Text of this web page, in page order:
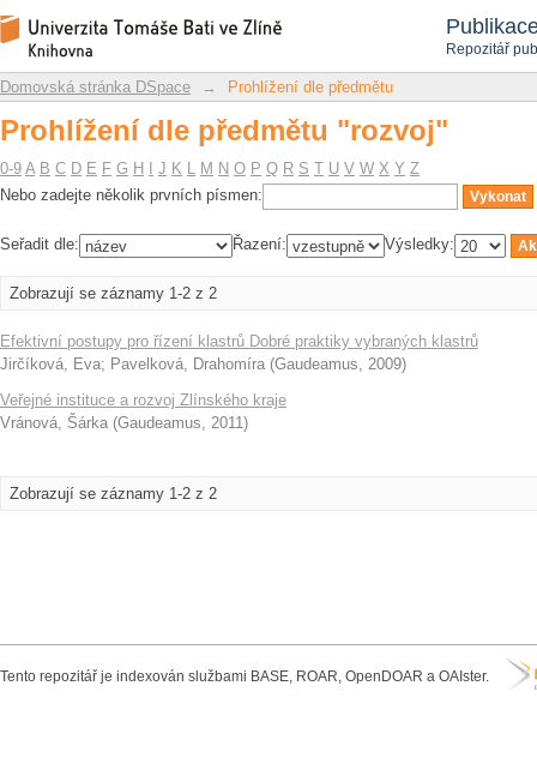
Repozitář
Prohlížení dle předmětu "rozvoj"
Repozitář DSpace/Manakin
Domovská stránka DSpace → Prohlížení dle předmětu
Prohlížení dle předmětu "rozvoj"
0-9 A B C D E F G H J K L M N O P Q R S T U V W X Y Z
Nebo zadejte několik prvních písmen:
Seřadit dle: Řazení: Výsledky:
Zobrazují se záznamy 1-2 z 2
Efektivní postupy pro řízení klastrů Dobré praktiky vybraných klastrů
Jirčíková, Eva; Pavelková, Drahomíra (Gaudeamus, 2009)
Veřejné instituce a rozvoj Zlínského kraje
Vránová, Šárka (Gaudeamus, 2011)
Zobrazují se záznamy 1-2 z 2
Tento repozitář je indexován službami BASE, ROAR, OpenDOAR a OAIster.